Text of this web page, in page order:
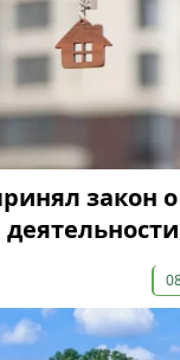
закон о